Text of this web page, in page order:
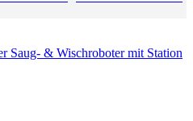
Saug- & Wischroboter mit Station